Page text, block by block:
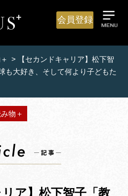
会員登録
>
【セカンドキャリア】松下智
も大好き、そして何より子どもた
物＋
リア】松下智子「教